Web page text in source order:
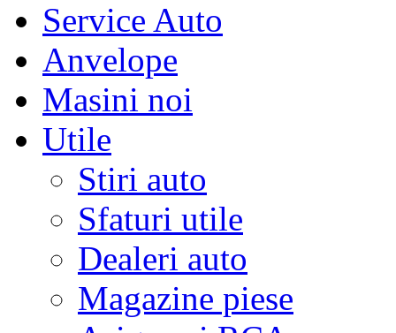
Service Auto
Anvelope
Masini noi
Utile
Stiri auto
Sfaturi utile
Dealeri auto
Magazine piese